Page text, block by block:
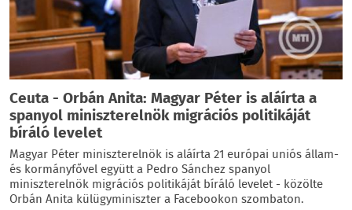
Ceuta - Orbán Anita: Magyar Péter is aláírta a
spanyol miniszterelnök migrációs politikáját
bíráló levelet
Magyar Péter miniszterelnök is aláírta 21 európai uniós állam-
és kormányfővel együtt a Pedro Sánchez spanyol
miniszterelnök migrációs politikáját bíráló levelet - közölte
Orbán Anita külügyminiszter a Facebookon szombaton.